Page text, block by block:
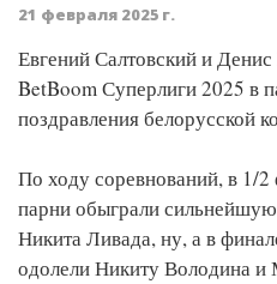
21 февраля 2025 г.
Евгений Салтовский и
BetBoom Суперлиги 2025 в
поздравления белорусской
По ходу соревнований, в 1/
парни обыграли
Никита Ливада, ну, а в
одолели Никиту Володина и